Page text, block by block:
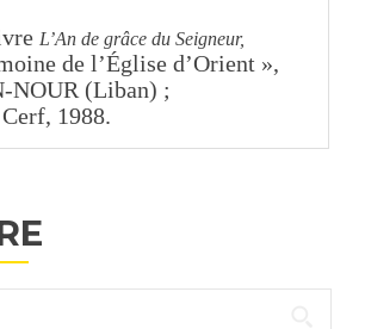
L’An de grâce du Seigneur,
de l’Église d’Orient »,
NOUR (Liban) ;
1988.